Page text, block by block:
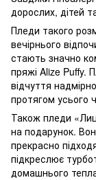
дорослих, дітей
Пледи такого
вечірнього
стають значно
пряжі Alize Puffy.
відчуття
протягом усього
Також пледи
на подарунок.
прекрасно
підкреслює
домашнього